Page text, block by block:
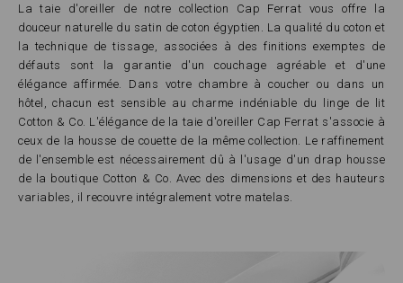
La taie d'oreiller de notre collection Cap Ferrat vous offre la
douceur naturelle du satin de coton égyptien. La qualité du coton et
la technique de tissage, associées à des finitions exemptes de
défauts sont la garantie d'un couchage agréable et d'une
élégance affirmée. Dans votre chambre à coucher ou dans un
hôtel, chacun est sensible au charme indéniable du linge de lit
Cotton & Co. L'élégance de la taie d'oreiller Cap Ferrat s'associe à
ceux de la housse de couette de la même collection. Le raffinement
de l'ensemble est nécessairement dû à l'usage d'un drap housse
de la boutique Cotton & Co. Avec des dimensions et des hauteurs
variables, il recouvre intégralement votre matelas.